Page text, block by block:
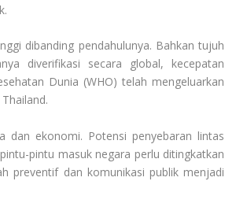
dibanding pendahulunya. Bahkan tujuh
diverifikasi secara global, kecepatan
Dunia (WHO) telah mengeluarkan
dan ekonomi. Potensi penyebaran lintas
pintu masuk negara perlu ditingkatkan
preventif dan komunikasi publik menjadi